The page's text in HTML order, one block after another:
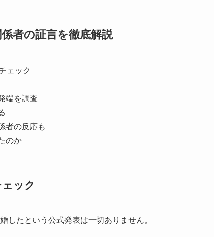
者の証言を徹底解説
ェック
端を調査
者の反応も
のか
ック
たという公式発表は一切ありません。